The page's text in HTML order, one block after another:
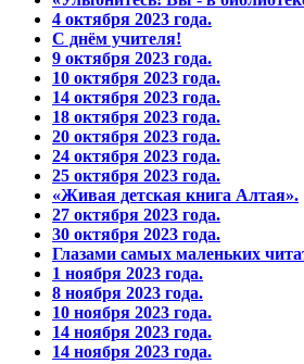
4 октября 2023 года.
С днём учителя!
9 октября 2023 года.
10 октября 2023 года.
14 октября 2023 года.
18 октября 2023 года.
20 октября 2023 года.
24 октября 2023 года.
25 октября 2023 года.
«Живая детская книга Алтая».
27 октября 2023 года.
30 октября 2023 года.
Глазами самых маленьких
1 ноября 2023 года.
8 ноября 2023 года.
10 ноября 2023 года.
14 ноября 2023 года.
14 ноября 2023 года.